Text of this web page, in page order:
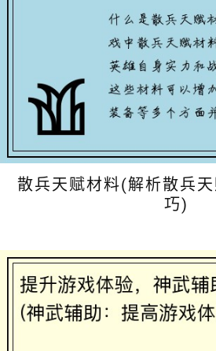
散兵天赋材料(解析散兵
巧)